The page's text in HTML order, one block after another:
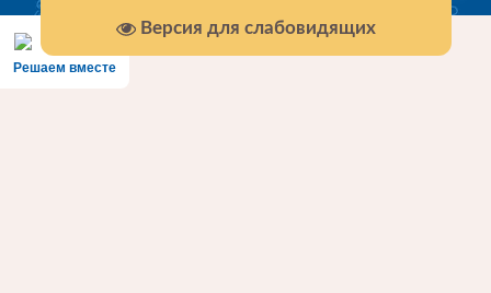
Версия для слабовидящих
Решаем вместе